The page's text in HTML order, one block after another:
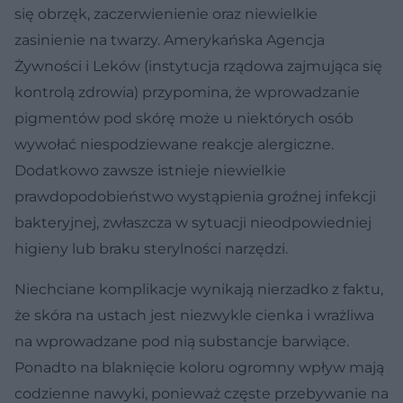
się obrzęk, zaczerwienienie oraz niewielkie
zasinienie na twarzy. Amerykańska Agencja
Żywności i Leków (instytucja rządowa zajmująca się
kontrolą zdrowia) przypomina, że wprowadzanie
pigmentów pod skórę może u niektórych osób
wywołać niespodziewane reakcje alergiczne.
Dodatkowo zawsze istnieje niewielkie
prawdopodobieństwo wystąpienia groźnej infekcji
bakteryjnej, zwłaszcza w sytuacji nieodpowiedniej
higieny lub braku sterylności narzędzi.
Niechciane komplikacje wynikają nierzadko z faktu,
że skóra na ustach jest niezwykle cienka i wrażliwa
na wprowadzane pod nią substancje barwiące.
Ponadto na blaknięcie koloru ogromny wpływ mają
codzienne nawyki, ponieważ częste przebywanie na